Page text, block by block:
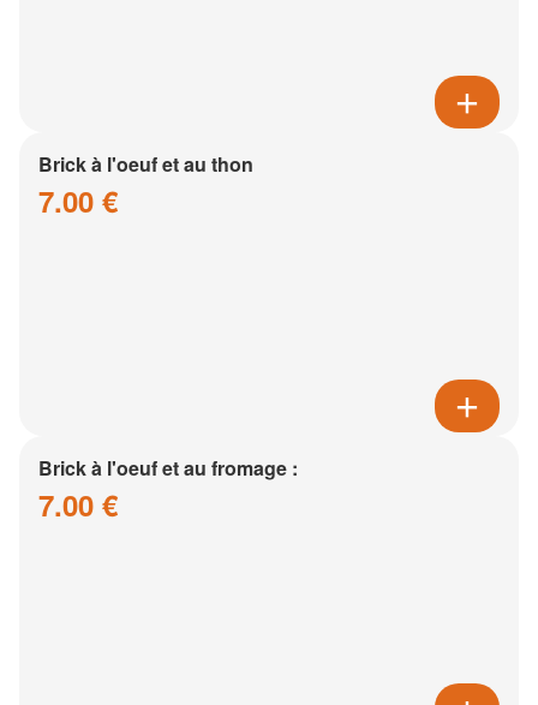
Brick à l'oeuf et au thon
7.00 €
Brick à l'oeuf et au fromage :
7.00 €